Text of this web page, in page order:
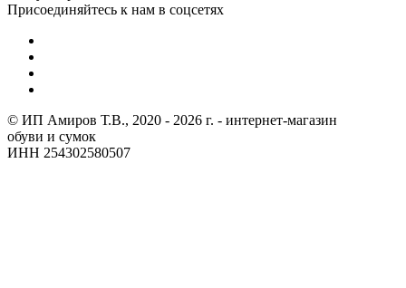
Присоединяйтесь к нам в соцсетях
© ИП Амиров Т.В., 2020 - 2026 г. - интернет-магазин
обуви и сумок
ИНН 254302580507